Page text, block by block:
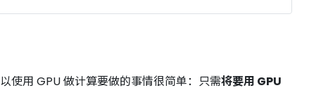
使用 GPU 做计算要做的事情很简单：只需将要用 GPU